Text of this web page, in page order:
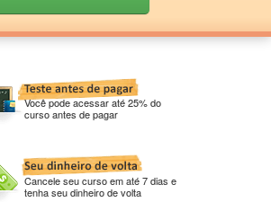
Você pode acessar até 25% do
curso antes de pagar
Cancele seu curso em até 7 dias e
tenha seu dinheiro de volta